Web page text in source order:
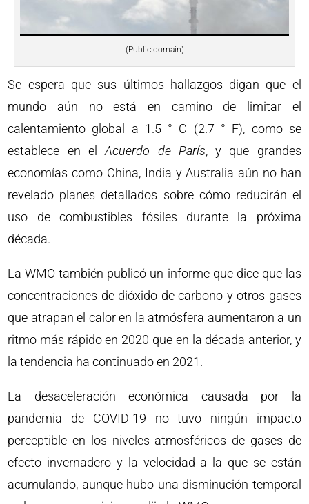
(Public domain)
Se espera que sus últimos hallazgos digan que el
mundo aún no está en camino de limitar el
calentamiento global a 1.5 ° C (2.7 ° F), como se
establece en elAcuerdo de París, y que grandes
economías como China, India y Australia aún no han
revelado planes detallados sobre cómo reducirán el
uso de combustibles fósiles durante la próxima
década.
La WMO también publicó un informe que dice que las
concentraciones de dióxido de carbono y otros gases
que atrapan el calor en la atmósfera aumentaron a un
ritmo más rápido en 2020 que en la década anterior, y
la tendencia ha continuado en 2021.
La desaceleración económica causada por la
pandemia de COVID-19 no tuvo ningún impacto
perceptible en los niveles atmosféricos de gases de
efecto invernadero y la velocidad a la que se están
acumulando, aunque hubo una disminución temporal